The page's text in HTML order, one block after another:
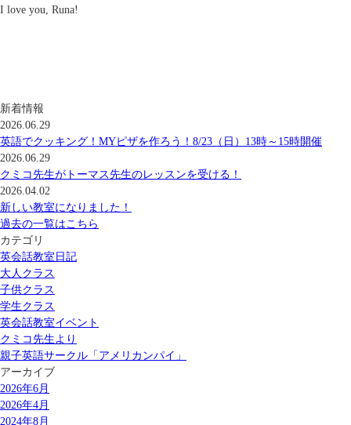
I love you, Runa!
新着情報
2026.06.29
英語でクッキング！MYピザを作ろう！8/23（日）13時～15時開催
2026.06.29
クミコ先生がトーマス先生のレッスンを受ける！
2026.04.02
新しい教室になりました！
過去の一覧はこちら
カテゴリ
英会話教室日記
大人クラス
子供クラス
学生クラス
英会話教室イベント
クミコ先生より
親子英語サークル「アメリカンパイ」
アーカイブ
2026年6月
2026年4月
2024年8月